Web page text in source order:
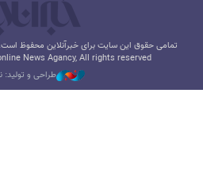
تمامی حقوق این سایت برای خبرآنلاین محفوظ
News Agancy, All rights reserved
طراحی و تولید: